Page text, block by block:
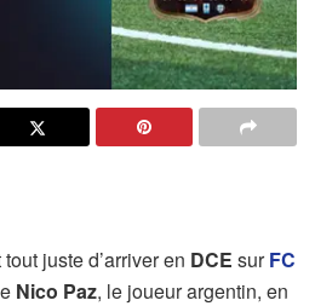
juste d’arriver en DCE surFC
Nico Paz, le joueur argentin, en